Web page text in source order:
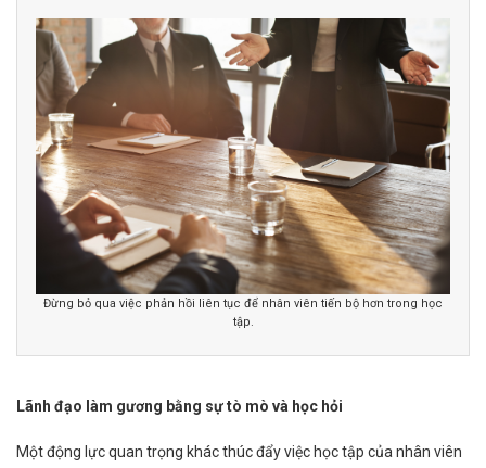
Đừng bỏ qua việc phản hồi liên tục để nhân viên tiến bộ hơn trong học
tập.
Lãnh đạo làm gương bằng sự tò mò và học hỏi
Một động lực quan trọng khác thúc đẩy việc học tập của nhân viên